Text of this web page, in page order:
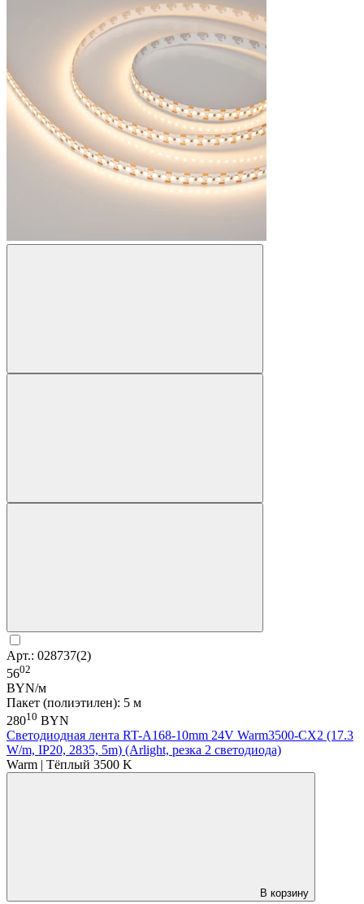
Арт.: 028737(2)
5602
BYN/м
Пакет (полиэтилен): 5 м
28010 BYN
Светодиодная лента RT-A168-10mm 24V Warm3500-CX2 (17.3
W/m, IP20, 2835, 5m) (Arlight, резка 2 светодиода)
Warm | Тёплый 3500 K
В корзину